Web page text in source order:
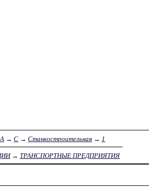
→ С → Станкостроительная → 1
→ ТРАНСПОРТНЫЕ ПРЕДПРИЯТИЯ